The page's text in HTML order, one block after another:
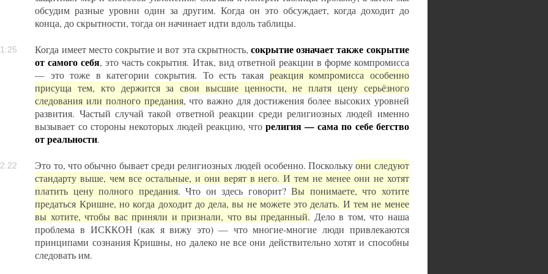
обсудим разные уровни один за другим. Когда он это обсуждает, когда доходит до
конца, до скрытности, тогда он начинает идти вдоль таблицы.
Когда имеет место сокрытие и вот эта скрытность, сокрытие означает также сокрытие
от самого себя, это часть сокрытия. Итак, вид ответной реакции в форме компромисса
— это тоже в категории сокрытия. То есть такая реакция компромисса особенно
присуща тем, кто держится за свои высшие ценности, не платя цену серьёзного
следования или полного предания, что важно для достижения более высоких уровней
развития. Частый случай такой ответной реакции среди религиозных людей именно
вызывает со стороны некоторых людей реакцию, чторелигия — сама по себе бегство
от реальности.
Это то, что обычно бывает среди религиозных людей особенно. Посколькуони следуют
стандарту выше, чем все остальные, и они верят в него. И тем не менее они не хотят
платить цену полного предания. Что он здесь говорит?Вы понимаете, что хотите
предаться Кришне, но когда доходит до дела, вы не можете это делать. И тем не менее
вы хотите, чтобы вас приняли и признали, что вы преданный. Дело в том, что наша
проблема в ИСККОН (как я вижу это) — что многие-многие люди привлекаются
принципами сознания Кришны, но далеко не все они действительно хотят и способны
следовать им.